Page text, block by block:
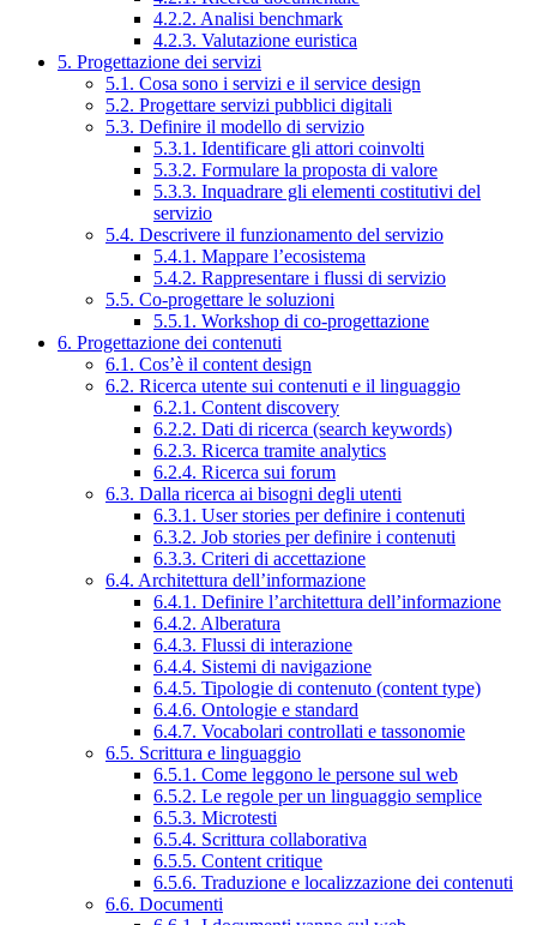
4.2.2. Analisi benchmark
4.2.3. Valutazione euristica
5. Progettazione dei servizi
5.1. Cosa sono i servizi e il service design
5.2. Progettare servizi pubblici digitali
5.3. Definire il modello di servizio
5.3.1. Identificare gli attori coinvolti
5.3.2. Formulare la proposta di valore
5.3.3. Inquadrare gli elementi costitutivi del
servizio
5.4. Descrivere il funzionamento del servizio
5.4.1. Mappare l’ecosistema
5.4.2. Rappresentare i flussi di servizio
5.5. Co-progettare le soluzioni
5.5.1. Workshop di co-progettazione
6. Progettazione dei contenuti
6.1. Cos’è il content design
6.2. Ricerca utente sui contenuti e il linguaggio
6.2.1. Content discovery
6.2.2. Dati di ricerca (search keywords)
6.2.3. Ricerca tramite analytics
6.2.4. Ricerca sui forum
6.3. Dalla ricerca ai bisogni degli utenti
6.3.1. User stories per definire i contenuti
6.3.2. Job stories per definire i contenuti
6.3.3. Criteri di accettazione
6.4. Architettura dell’informazione
6.4.1. Definire l’architettura dell’informazione
6.4.2. Alberatura
6.4.3. Flussi di interazione
6.4.4. Sistemi di navigazione
6.4.5. Tipologie di contenuto (content type)
6.4.6. Ontologie e standard
6.4.7. Vocabolari controllati e tassonomie
6.5. Scrittura e linguaggio
6.5.1. Come leggono le persone sul web
6.5.2. Le regole per un linguaggio semplice
6.5.3. Microtesti
6.5.4. Scrittura collaborativa
6.5.5. Content critique
6.5.6. Traduzione e localizzazione dei contenuti
6.6. Documenti